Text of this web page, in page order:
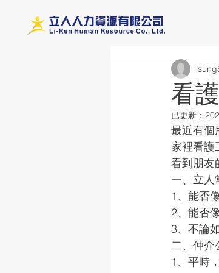
看
已更新：
最近有個
家裡看護
看到朋友
一、立人
1、能否
2、能否
3、不論
二、仲介
1、平時